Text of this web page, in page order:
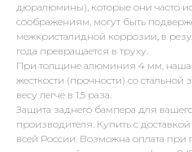
дюралюмины), которые они часто
соображениям, могут быть
межкристалидной коррозии, в
года превращается в труху.
При толщине алюминия 4 мм, наша
жесткости (прочности) со
весу легче в 1,5 раза.
Защита заднего бампера для
производителя. Купить с
всей России. Возможна оплата